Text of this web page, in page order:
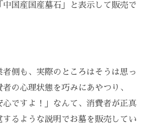
中国産国産墓石」と表示して販売で
者側も、実際のところはそうは思っ
の心理状態を巧みにあやつり、
心ですよ！」なんて、消費者が正真
するような説明でお墓を販売してい